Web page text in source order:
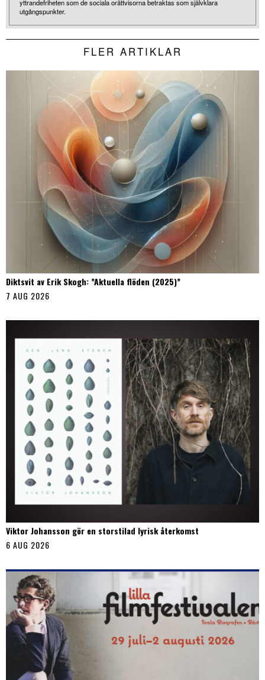
yttrandefriheten som de sociala orättvisorna betraktas som självklara
utgångspunkter.
FLER ARTIKLAR
Diktsvit av Erik Skogh: ”Aktuella flöden (2025)”
7 AUG 2026
Viktor Johansson gör en storstilad lyrisk återkomst
6 AUG 2026